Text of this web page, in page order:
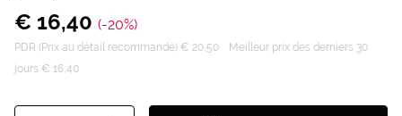
€ 16,40 (-20%)
PDR (Prix au détail recommandé) € 20,50
Meilleur prix des derniers 30
jours € 16,40